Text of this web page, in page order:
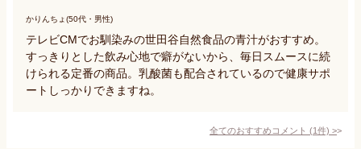
かりんちょ(50代・男性)
テレビCMでお馴染みの世田谷自然食品の青汁がおすすめ。
すっきりとした飲み心地で癖がないから、毎日スムースに続
けられる定番の商品。乳酸菌も配合されているので健康サポ
ートしっかりできますね。
全てのおすすめコメント (1件) >